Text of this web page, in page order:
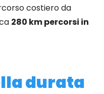
costiero da
280 km percorsi in
durata